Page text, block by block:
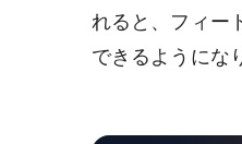
れると、フィー
できるようにな